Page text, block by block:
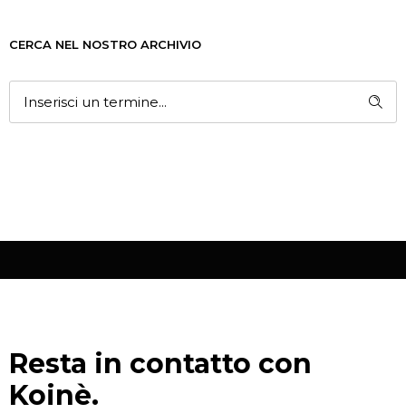
CERCA NEL NOSTRO ARCHIVIO
Resta in contatto con
Koinè.